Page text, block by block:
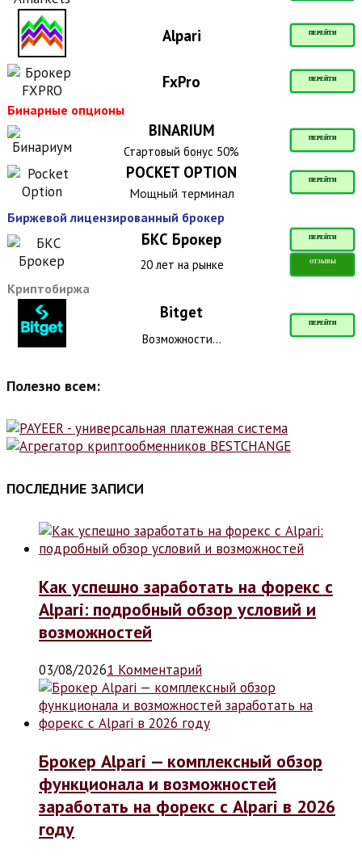
Alpari ПЕРЕЙТИ
FxPro ПЕРЕЙТИ
Бинарные опционы
BINARIUM ПЕРЕЙТИ
Стартовый бонус 50%
POCKET OPTION ПЕРЕЙТИ
Мощный терминал
Биржевой лицензированный брокер
БКС Брокер ПЕРЕЙТИ
20 лет на рынке ОТЗЫВЫ
Криптобиржа
Bitget
ПЕРЕЙТИ
Возможности...
Полезно всем:
ПОСЛЕДНИЕ ЗАПИСИ
Как успешно заработать на форекс с
Alpari: подробный обзор условий и
возможностей
03/08/20261 Комментарий
Брокер Alpari — комплексный обзор
функционала и возможностей
заработать на форекс с Alpari в 2026
году